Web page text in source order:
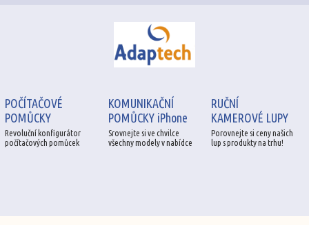
POČÍTAČOVÉ
POMŮCKY
Revoluční konfigurátor
počítačových pomůcek
KOMUNIKAČNÍ
POMŮCKY iPhone
Srovnejte si ve chvilce
všechny modely v nabídce
RUČNÍ
KAMEROVÉ LUPY
Porovnejte si ceny našich
lup s produkty na trhu!